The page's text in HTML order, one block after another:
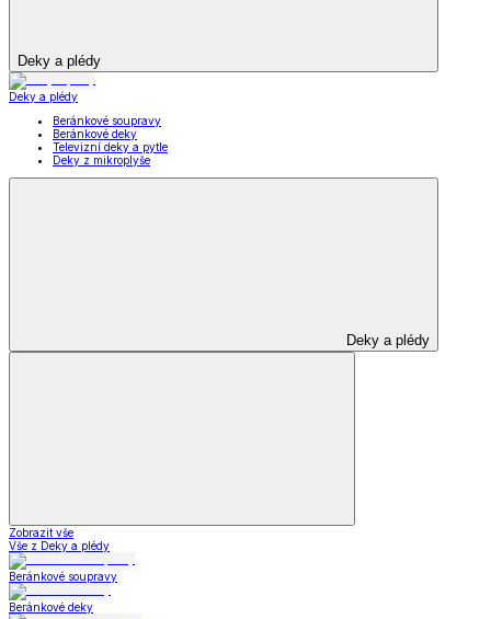
Deky a plédy
Deky a plédy
Beránkové soupravy
Beránkové deky
Televizní deky a pytle
Deky z mikroplyše
Deky a plédy
Zobrazit vše
Vše z Deky a plédy
Beránkové soupravy
Beránkové deky